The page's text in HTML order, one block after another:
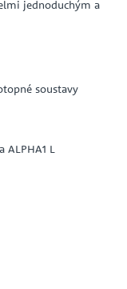
jednoduchým a
soustavy
ALPHA1 L